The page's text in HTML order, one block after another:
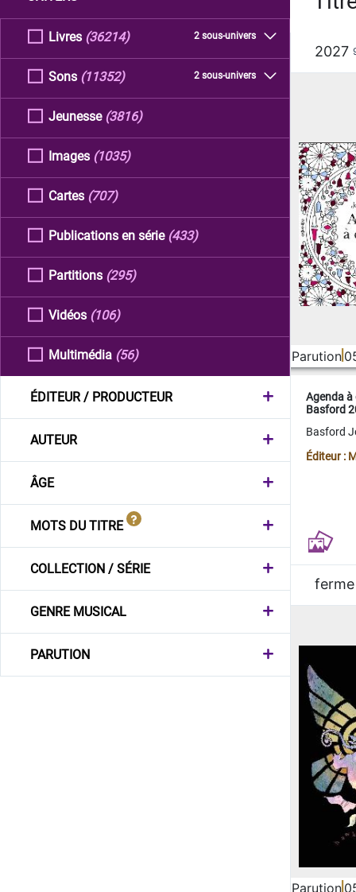
Livres 2 sous-univers
(36214)
Sons 2 sous-univers
(11352)
Jeunesse (3816)
Images (1035)
Cartes (707)
Publications en série (433)
Partitions (295)
Vidéos (106)
Multimédia (56)
ÉDITEUR / PRODUCTEUR
AUTEUR
ÂGE
MOTS DU TITRE
COLLECTION / SÉRIE
GENRE MUSICAL
PARUTION
2027
Parution
Agenda
Basford
Basford
Éditeur :
ferme
Parution